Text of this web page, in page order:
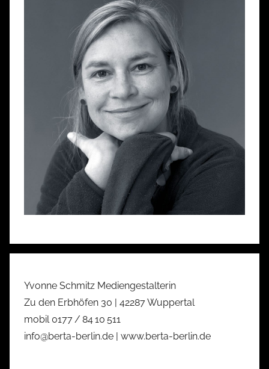
Yvonne Schmitz Mediengestalterin
Zu den Erbhöfen 30 | 42287 Wuppertal
mobil 0177 / 84 10 511
info@berta-berlin.de | www.berta-berlin.de